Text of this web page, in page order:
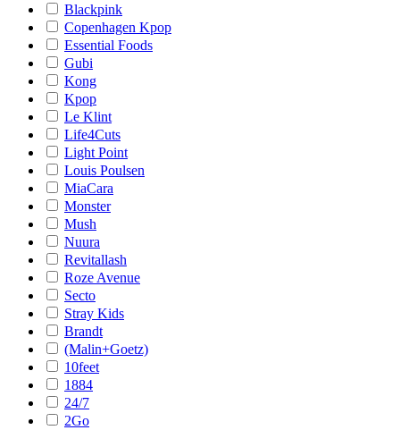
Blackpink
Copenhagen Kpop
Essential Foods
Gubi
Kong
Kpop
Le Klint
Life4Cuts
Light Point
Louis Poulsen
MiaCara
Monster
Mush
Nuura
Revitallash
Roze Avenue
Secto
Stray Kids
Brandt
(Malin+Goetz)
10feet
1884
24/7
2Go